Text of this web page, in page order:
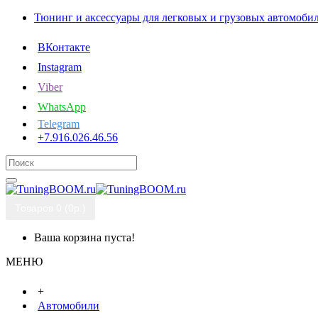
Тюнинг и аксессуары для легковых и грузовых
ВКонтакте
Instagram
Viber
WhatsApp
Telegram
+7.916.026.46.56
Ваша корзина пуста!
МЕНЮ
+
Автомобили